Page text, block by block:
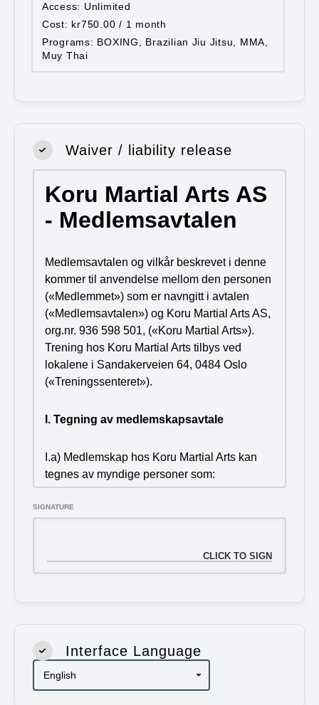
Access
Unlimited
Cost
kr750.00 / 1 month
Programs
BOXING, Brazilian Jiu Jitsu, MMA,
Muy Thai
Waiver / liability release
Koru Martial Arts AS
- Medlemsavtalen
Medlemsavtalen og vilkår beskrevet i denne
kommer til anvendelse mellom den personen
(«Medlemmet») som er navngitt i avtalen
(«Medlemsavtalen») og Koru Martial Arts AS,
org.nr. 936 598 501, («Koru Martial Arts»).
Trening hos Koru Martial Arts tilbys ved
lokalene i Sandakerveien 64, 0484 Oslo
(«Treningssenteret»).
I. Tegning av medlemskapsavtale
I.a) Medlemskap hos Koru Martial Arts kan
tegnes av myndige personer som:
·
og/eller skade.
·
Ikke har utestående gjeld tilknyttet
Ikke tidligere har blitt utestengt fra Koru
Martial Arts.
SIGNATURE
Interface Language